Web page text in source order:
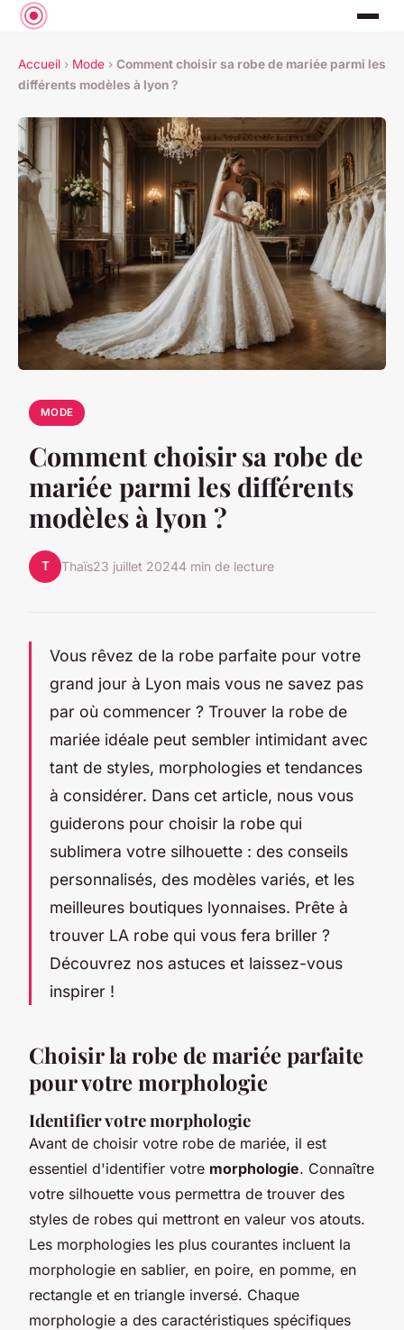
Accueil › Mode › Comment choisir sa robe de mariée parmi les
différents modèles à lyon ?
MODE
Comment choisir sa robe de
mariée parmi les différents
modèles à lyon ?
T Thaïs23 juillet 20244 min de lecture
Vous rêvez de la robe parfaite pour votre
grand jour à Lyon mais vous ne savez pas
par où commencer ? Trouver la robe de
mariée idéale peut sembler intimidant avec
tant de styles, morphologies et tendances
à considérer. Dans cet article, nous vous
guiderons pour choisir la robe qui
sublimera votre silhouette : des conseils
personnalisés, des modèles variés, et les
meilleures boutiques lyonnaises. Prête à
trouver LA robe qui vous fera briller ?
Découvrez nos astuces et laissez-vous
inspirer !
Choisir la robe de mariée parfaite
pour votre morphologie
Identifier votre morphologie
Avant de choisir votre robe de mariée, il est
essentiel d'identifier votre morphologie. Connaître
votre silhouette vous permettra de trouver des
styles de robes qui mettront en valeur vos atouts.
Les morphologies les plus courantes incluent la
morphologie en sablier, en poire, en pomme, en
rectangle et en triangle inversé. Chaque
morphologie a des caractéristiques spécifiques